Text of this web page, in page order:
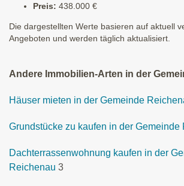
Preis: 438.000 €
Die dargestellten Werte basieren auf aktuell
Angeboten und werden täglich aktualisiert.
Andere Immobilien-Arten in der
Häuser mieten in der Gemeinde
Grundstücke zu kaufen in der Gemeinde
Dachterrassenwohnung kaufen in der
Reichenau 3